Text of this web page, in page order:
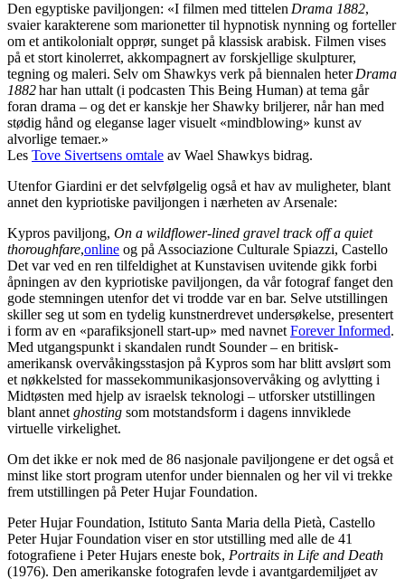
Den egyptiske paviljongen: «I filmen med tittelen Drama 1882,
svaier karakterene som marionetter til hypnotisk nynning og forteller
om et antikolonialt opprør, sunget på klassisk arabisk. Filmen vises
på et stort kinolerret, akkompagnert av forskjellige skulpturer,
tegning og maleri. Selv om Shawkys verk på biennalen heterDrama
1882har han uttalt (i podcasten This Being Human) at tema går
foran drama – og det er kanskje her Shawky briljerer, når han med
stødig hånd og eleganse lager visuelt «mindblowing» kunst av
alvorlige temaer.»
Les Tove Sivertsens omtale av Wael Shawkys bidrag.
Utenfor Giardini er det selvfølgelig også et hav av muligheter, blant
annet den kypriotiske paviljongen i nærheten av Arsenale:
Kypros paviljong, On a wildflower-lined gravel track off a quiet
thoroughfare,online og på Associazione Culturale Spiazzi, Castello
Det var ved en ren tilfeldighet at Kunstavisen uvitende gikk forbi
åpningen av den kypriotiske paviljongen, da vår fotograf fanget den
gode stemningen utenfor det vi trodde var en bar. Selve utstillingen
skiller seg ut som en tydelig kunstnerdrevet undersøkelse, presentert
i form av en «parafiksjonell start-up» med navnet Forever Informed.
Med utgangspunkt i skandalen rundt Sounder – en britisk-
amerikansk overvåkingsstasjon på Kypros som har blitt avslørt som
et nøkkelsted for massekommunikasjonsovervåking og avlytting i
Midtøsten med hjelp av israelsk teknologi – utforsker utstillingen
blant annet ghosting som motstandsform i dagens innviklede
virtuelle virkelighet.
Om det ikke er nok med de 86 nasjonale paviljongene er det også et
minst like stort program utenfor under biennalen og her vil vi trekke
frem utstillingen på Peter Hujar Foundation.
Peter Hujar Foundation, Istituto Santa Maria della Pietà, Castello
Peter Hujar Foundation viser en stor utstilling med alle de 41
fotografiene i Peter Hujars eneste bok, Portraits in Life and Death
(1976). Den amerikanske fotografen levde i avantgardemiljøet av